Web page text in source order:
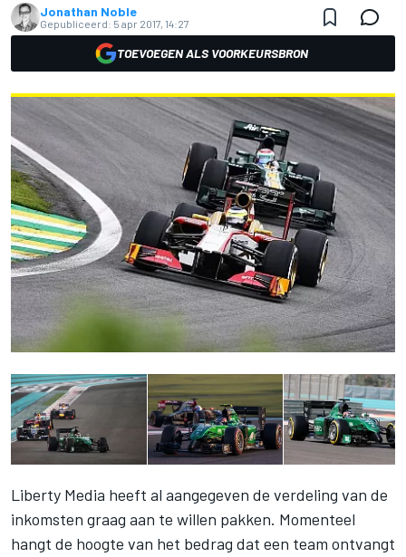
Jonathan Noble
Gepubliceerd: 5 apr 2017, 14:27
TOEVOEGEN ALS VOORKEURSBRON
Liberty Media heeft al aangegeven de verdeling van de
inkomsten graag aan te willen pakken. Momenteel
hangt de hoogte van het bedrag dat een team ontvangt